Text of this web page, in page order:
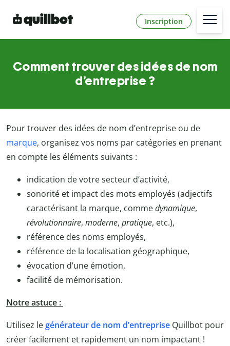
Inscription
Comment trouver des idées de nom
d’entreprise ?
Pour trouver des idées de nom d’entreprise ou de
marque, organisez vos noms par catégories en prenant
en compte les éléments suivants :
indication de votre secteur d’activité,
sonorité et impact des mots employés (adjectifs
caractérisant la marque, commedynamique,
révolutionnaire, moderne, pratique, etc.),
référence des noms employés,
référence de la localisation géographique,
évocation d’une émotion,
facilité de mémorisation.
Notre astuce :
Utilisez legénérateur de nom d’entreprise Quillbot pour
créer facilement et rapidement un nom impactant !